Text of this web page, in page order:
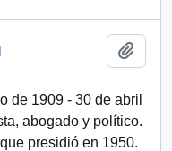
de 1909 - 30 de abril
abogado y político.
presidió en 1950.